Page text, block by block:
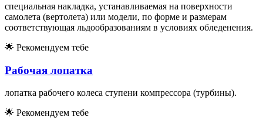
специальная накладка, устанавливаемая на поверхности
самолета (вертолета) или модели, по форме и размерам
соответствующая льдообразованиям в условиях обледенения.
🌟 Рекомендуем тебе
Рабочая лопатка
лопатка рабочего колеса ступени компрессора (турбины).
🌟 Рекомендуем тебе